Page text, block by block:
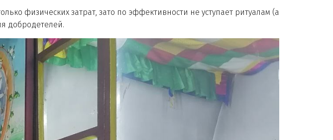
физических затрат, зато по эффективности не уступает ритуалам (а
добродетелей.